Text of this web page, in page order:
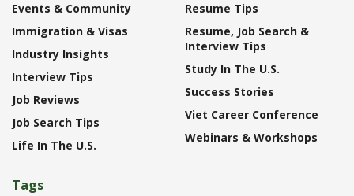
Events & Community
Immigration & Visas
Industry Insights
Interview Tips
Job Reviews
Job Search Tips
Life In The U.S.
Resume Tips
Resume, Job Search &
Interview Tips
Study In The U.S.
Success Stories
Viet Career Conference
Webinars & Workshops
Tags